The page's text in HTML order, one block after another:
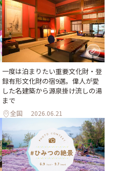
一度は泊まりたい重要文化財・登
録有形文化財の宿9選。偉人が愛
した名建築から源泉掛け流しの湯
まで
全国 2026.06.21